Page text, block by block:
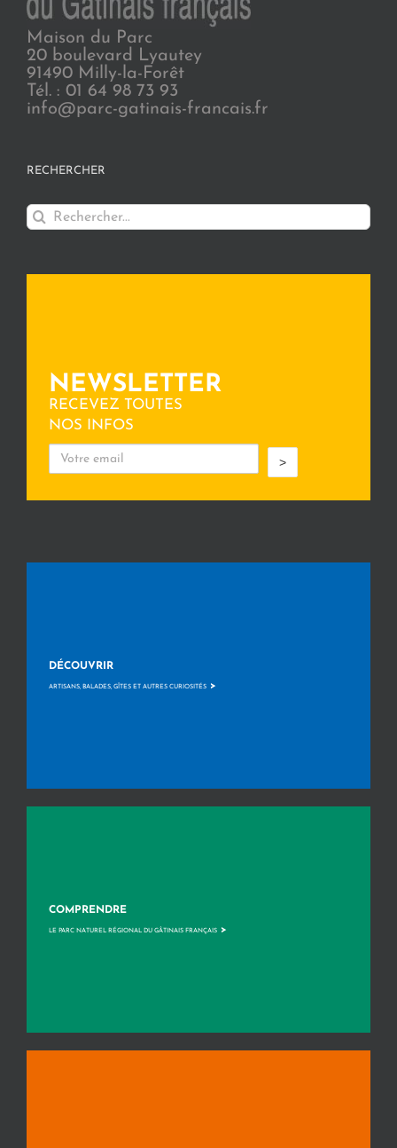
Maison du Parc
20 boulevard Lyautey
91490 Milly-la-Forêt
Tél. : 01 64 98 73 93
info@parc-gatinais-francais.fr
RECHERCHER
Rechercher:
NEWSLETTER
RECEVEZ TOUTES
NOS INFOS
>
DÉCOUVRIR
ARTISANS, BALADES, GÎTES ET AUTRES CURIOSITÉS >
COMPRENDRE
LE PARC NATUREL RÉGIONAL DU GÂTINAIS FRANÇAIS >